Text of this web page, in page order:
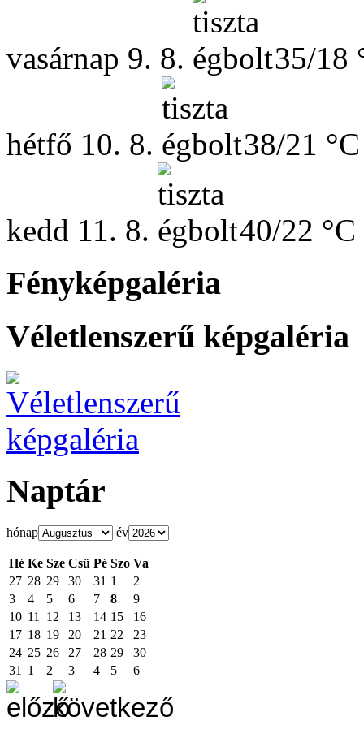
vasárnap 9. 8. 35/18
hétfő 10. 8. 38/21 °C
kedd 11. 8. 40/22 °C
Fényképgaléria
Véletlenszerű képgaléria
Naptár
hónap év
Hé Ke Sze Csü Pé Szo Va
27 28 29 30 31 1
2
3
4 5 6 7 8
9
10 11 12 13 14 15
16
17 18 19 20 21 22
23
24 25 26 27 28 29
30
31
1 2 3 4 5 6